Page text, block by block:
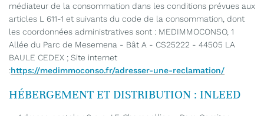
médiateur de la consommation dans les conditions prévues aux
articles L 611-1 et suivants du code de la consommation, dont
les coordonnées administratives sont : MEDIMMOCONSO, 1
Allée du Parc de Mesemena - Bât A - CS25222 - 44505 LA
BAULE CEDEX ; Site internet
:https://medimmoconso.fr/adresser-une-reclamation/
HÉBERGEMENT ET DISTRIBUTION : INLEED